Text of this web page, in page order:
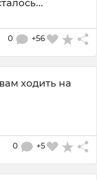
+56
0
ходить на
+5
0